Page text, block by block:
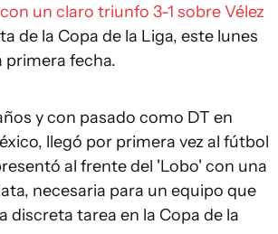
un claro triunfo 3-1 sobre Vélez
de la Copa de la Liga, este lunes
primera fecha.
y con pasado como DT en
llegó por primera vez al fútbol
al frente del 'Lobo' con una
necesaria para un equipo que
discreta tarea en la Copa de la